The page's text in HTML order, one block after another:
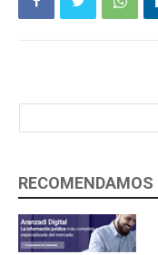
RECOMENDAMOS